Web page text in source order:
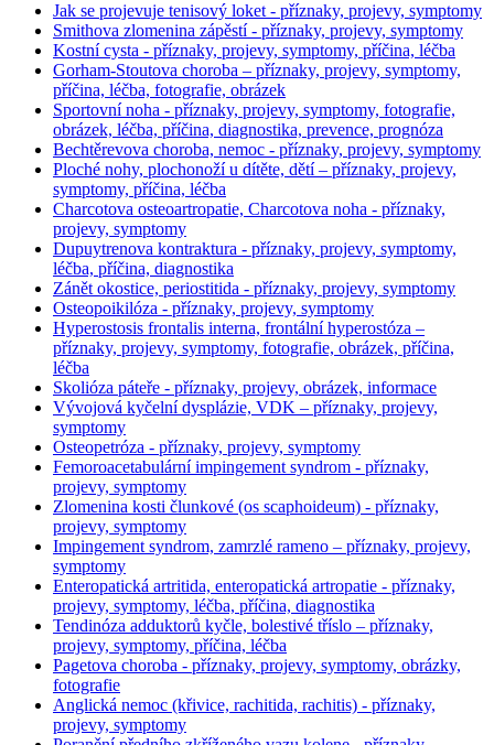
Jak se projevuje tenisový loket - příznaky, projevy, symptomy
Smithova zlomenina zápěstí - příznaky, projevy, symptomy
Kostní cysta - příznaky, projevy, symptomy, příčina, léčba
Gorham-Stoutova choroba – příznaky, projevy, symptomy,
příčina, léčba, fotografie, obrázek
Sportovní noha - příznaky, projevy, symptomy, fotografie,
obrázek, léčba, příčina, diagnostika, prevence, prognóza
Bechtěrevova choroba, nemoc - příznaky, projevy, symptomy
Ploché nohy, plochonoží u dítěte, dětí – příznaky, projevy,
symptomy, příčina, léčba
Charcotova osteoartropatie, Charcotova noha - příznaky,
projevy, symptomy
Dupuytrenova kontraktura - příznaky, projevy, symptomy,
léčba, příčina, diagnostika
Zánět okostice, periostitida - příznaky, projevy, symptomy
Osteopoikilóza - příznaky, projevy, symptomy
Hyperostosis frontalis interna, frontální hyperostóza –
příznaky, projevy, symptomy, fotografie, obrázek, příčina,
léčba
Skolióza páteře - příznaky, projevy, obrázek, informace
Vývojová kyčelní dysplázie, VDK – příznaky, projevy,
symptomy
Osteopetróza - příznaky, projevy, symptomy
Femoroacetabulární impingement syndrom - příznaky,
projevy, symptomy
Zlomenina kosti člunkové (os scaphoideum) - příznaky,
projevy, symptomy
Impingement syndrom, zamrzlé rameno – příznaky, projevy,
symptomy
Enteropatická artritida, enteropatická artropatie - příznaky,
projevy, symptomy, léčba, příčina, diagnostika
Tendinóza adduktorů kyčle, bolestivé tříslo – příznaky,
projevy, symptomy, příčina, léčba
Pagetova choroba - příznaky, projevy, symptomy, obrázky,
fotografie
Anglická nemoc (křivice, rachitida, rachitis) - příznaky,
projevy, symptomy